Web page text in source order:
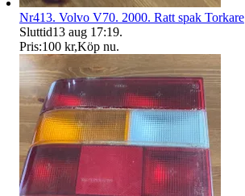
Nr413. Volvo V70. 2000. Ratt spak Torkare
Sluttid13 aug 17:19.
Pris:100 kr,Köp nu.